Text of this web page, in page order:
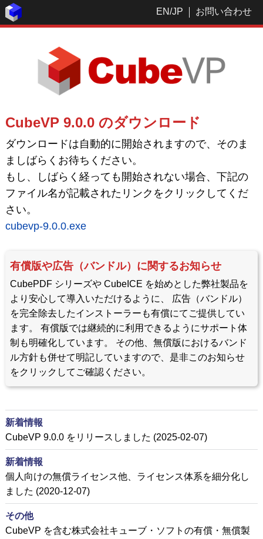
EN/JP お問い合わせ
CubeVP 9.0.0 のダウンロード
ダウンロードは自動的に開始されますので、そのま
ましばらくお待ちください。
もし、しばらく経っても開始されない場合、下記の
ファイル名が記載されたリンクをクリックしてくだ
さい。
cubevp-9.0.0.exe
有償版や広告（バンドル）に関するお知らせ
CubePDF シリーズや CubeICE を始めとした弊社製品を
より安心して導入いただけるように、 広告（バンドル）
を完全除去したインストーラーも有償にてご提供してい
ます。 有償版では継続的に利用できるようにサポート体
制も明確化しています。 その他、無償版におけるバンド
ル方針も併せて明記していますので、是非このお知らせ
をクリックしてご確認ください。
新着情報
CubeVP 9.0.0 をリリースしました (2025-02-07)
新着情報
個人向けの無償ライセンス他、ライセンス体系を細分化し
ました (2020-12-07)
その他
CubeVP を含む株式会社キューブ・ソフトの有償・無償製